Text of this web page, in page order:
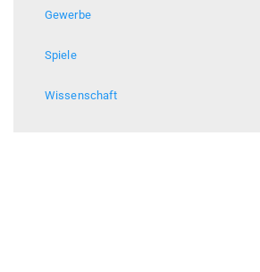
Gewerbe
Spiele
Wissenschaft